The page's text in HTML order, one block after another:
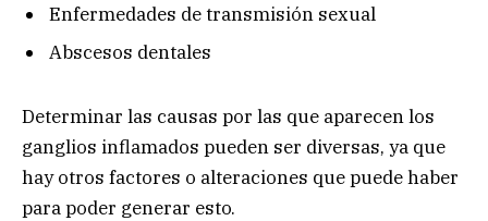
Enfermedades de transmisión sexual
Abscesos dentales
Determinar las causas por las que aparecen los
ganglios inflamados pueden ser diversas, ya que
hay otros factores o alteraciones que puede haber
para poder generar esto.